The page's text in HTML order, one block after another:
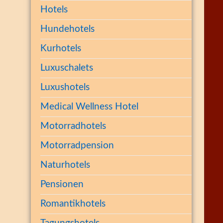
Hotels
Hundehotels
Kurhotels
Luxuschalets
Luxushotels
Medical Wellness Hotel
Motorradhotels
Motorradpension
Naturhotels
Pensionen
Romantikhotels